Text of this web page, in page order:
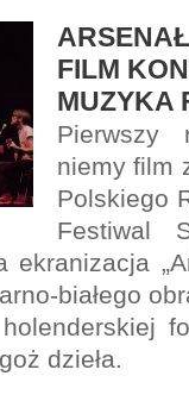
FILM
MUZYKA
Pierwszy
niemy film
Polskiego
Festiwal
ekranizacja
białego
dzieła.